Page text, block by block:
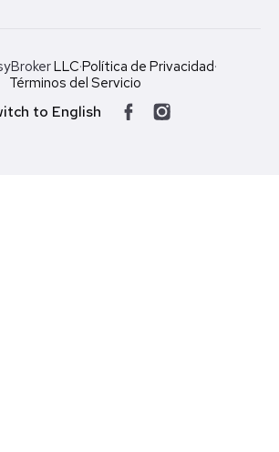
LLC·Política de Privacidad·
Términos del Servicio
to English